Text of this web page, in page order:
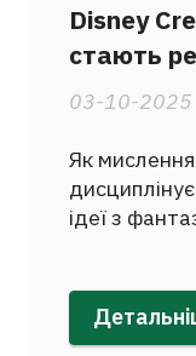
Disney
стають
03-10-2025
Як
ідеї з